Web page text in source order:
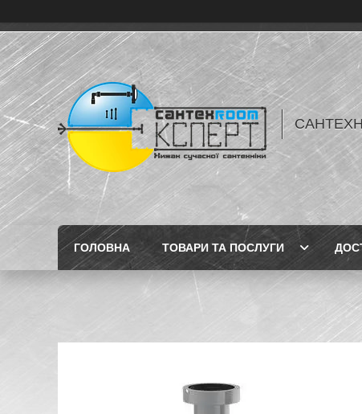
ГОЛОВНА ТОВАРИ ТА ПОСЛУГИ